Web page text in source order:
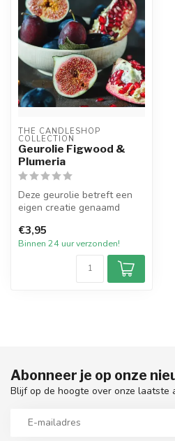
THE CANDLESHOP
COLLECTION
Geurolie Figwood &
Plumeria
Deze geurolie betreft een
eigen creatie genaamd
Plumeria, oo...
€3,95
Binnen 24 uur verzonden!
Abonneer je op onze
Blijf op de hoogte over onze laatste